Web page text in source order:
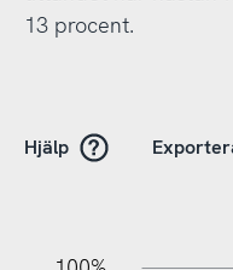
13 procent.
Hjälp